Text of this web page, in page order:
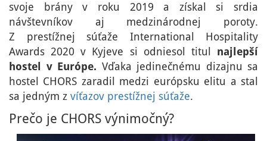
svoje brány v roku 2019 a získal si srdia
návštevníkov aj medzinárodnej poroty.
Z prestížnej súťaže International Hospitality
Awards 2020 v Kyjeve si odniesol titul najlepší
hostel v Európe. Vďaka jedinečnému dizajnu sa
hostel CHORS zaradil medzi európsku elitu a stal
sa jedným z víťazov prestížnej súťaže.
Prečo je CHORS výnimočný?